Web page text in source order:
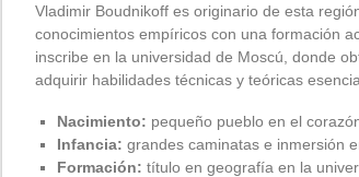
Vladimir Boudnikoff es originario de esta
conocimientos empíricos con una formación
inscribe en la universidad de Moscú, donde
adquirir habilidades técnicas y teóricas
Nacimiento: pequeño pueblo en el
Infancia: grandes caminatas e inmersión
Formación: título en geografía en la